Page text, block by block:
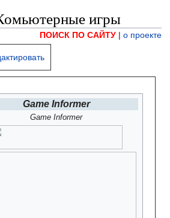
игры
ПОИСК ПО САЙТУ | о проекте
Game Informer
Game Informer